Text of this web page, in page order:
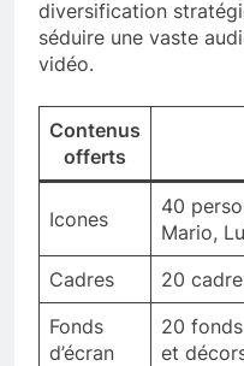
diversification
séduire une vaste
vidéo.
Contenus
offerts
Icones
40
Mario,
Cadres
20
Fonds
d’écran
20
et